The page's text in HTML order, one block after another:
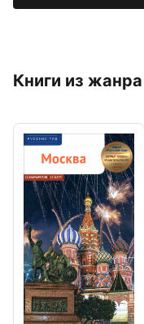
Книги из жанра